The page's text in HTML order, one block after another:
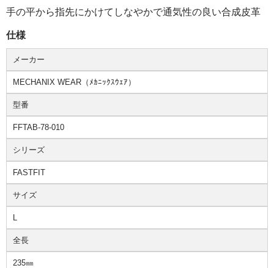
手の平から指先にかけてしなやかで通気性の良い合成皮革
仕様
メーカー
MECHANIX WEAR（ﾒｶﾆｯｸｽｳｪｱ）
型番
FFTAB-78-010
シリーズ
FASTFIT
サイズ
L
全長
235㎜